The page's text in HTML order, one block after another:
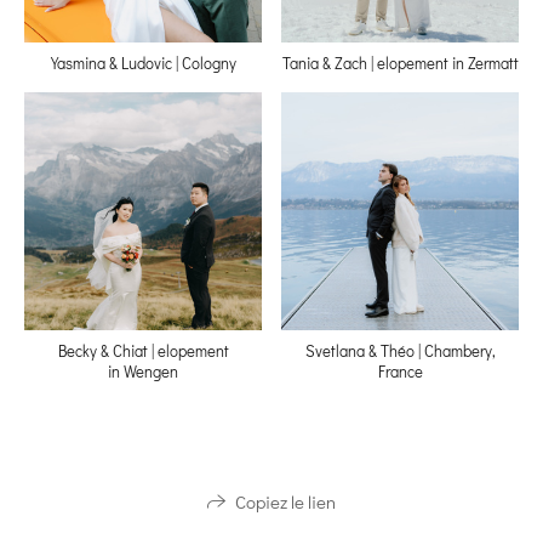
Yasmina & Ludovic | Cologny Tania & Zach | elopement in Zermatt
Becky & Chiat | elopement
in Wengen
Svetlana & Théo | Chambery,
France
Copiez le lien